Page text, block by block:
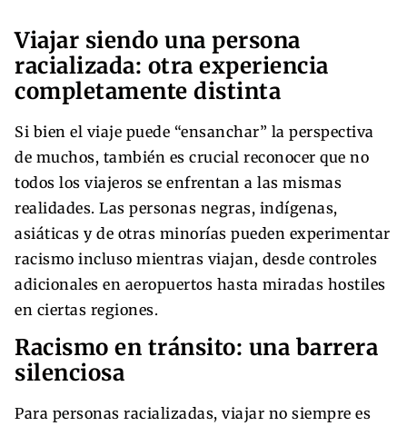
Viajar siendo una persona
racializada: otra experiencia
completamente distinta
Si bien el viaje puede “ensanchar” la perspectiva
de muchos, también es crucial reconocer que no
todos los viajeros se enfrentan a las mismas
realidades. Las personas negras, indígenas,
asiáticas y de otras minorías pueden experimentar
racismo incluso mientras viajan, desde controles
adicionales en aeropuertos hasta miradas hostiles
en ciertas regiones.
Racismo en tránsito: una barrera
silenciosa
Para personas racializadas, viajar no siempre es